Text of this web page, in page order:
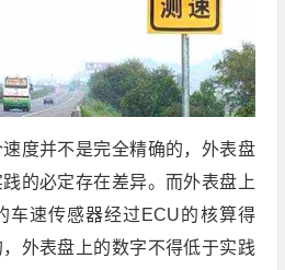
度并不是完全精确的，外表盘
的必定存在差异。而外表盘上
车速传感器经过ECU的核算得
外表盘上的数字不得低于实践